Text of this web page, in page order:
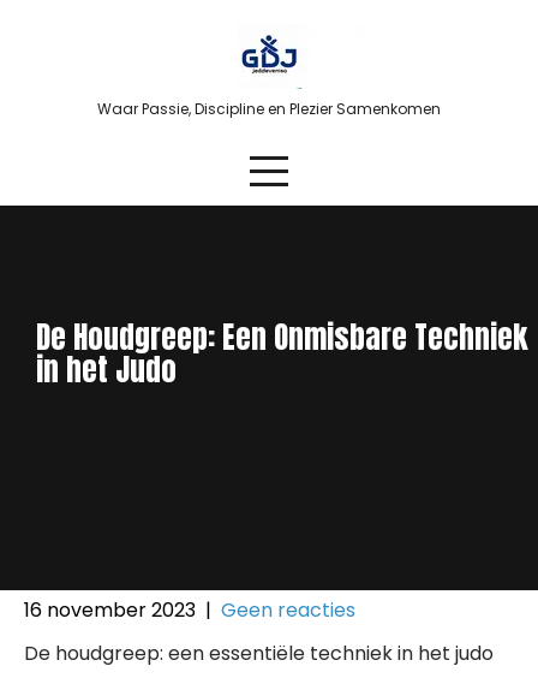
Waar Passie, Discipline en Plezier Samenkomen
De Houdgreep: Een Onmisbare Techniek
in het Judo
16 november 2023 | Geen reacties
De houdgreep: een essentiële techniek in het judo